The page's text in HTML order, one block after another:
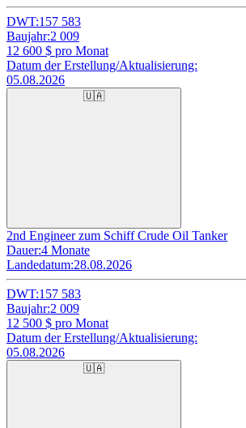
DWT:157 583
Baujahr:2 009
12 600 $ pro Monat
Datum der Erstellung/Aktualisierung:
05.08.2026
🇺🇦
2nd Engineer zum Schiff Crude Oil Tanker
Dauer:4 Monate
Landedatum:28.08.2026
DWT:157 583
Baujahr:2 009
12 500 $ pro Monat
Datum der Erstellung/Aktualisierung:
05.08.2026
🇺🇦